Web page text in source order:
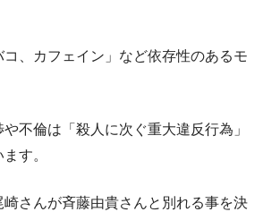
コ、カフェイン」など依存性のあるモ
不倫は「殺人に次ぐ重大違反行為」
す。
さんが斉藤由貴さんと別れる事を決